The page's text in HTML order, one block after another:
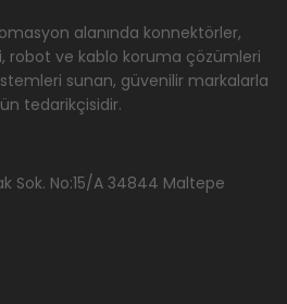
alanında konnektörler,
robot ve kablo koruma çözümleri
sunan, güvenilir markalarla
tedarikçisidir.
Sok. No:15/A 34844 Maltepe